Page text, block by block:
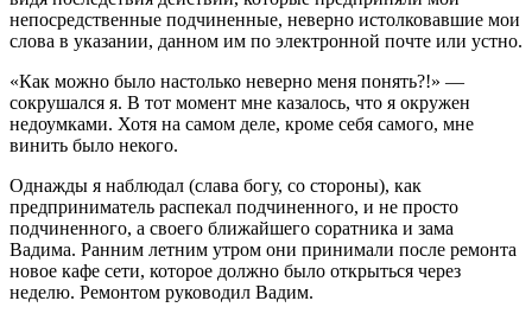
непосредственные подчиненные, неверно истолковавшие мои
слова в указании, данном им по электронной почте или устно.
«Как можно было настолько неверно меня понять?!» —
сокрушался я. В тот момент мне казалось, что я окружен
недоумками. Хотя на самом деле, кроме себя самого, мне
винить было некого.
Однажды я наблюдал (слава богу, со стороны), как
предприниматель распекал подчиненного, и не просто
подчиненного, а своего ближайшего соратника и зама
Вадима. Ранним летним утром они принимали после ремонта
новое кафе сети, которое должно было открыться через
неделю. Ремонтом руководил Вадим.